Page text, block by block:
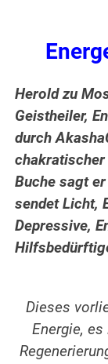
Herold zu
Geistheiler,
durch
Buche sagt
sendet Licht,
Depressive,
Dieses
Energie,